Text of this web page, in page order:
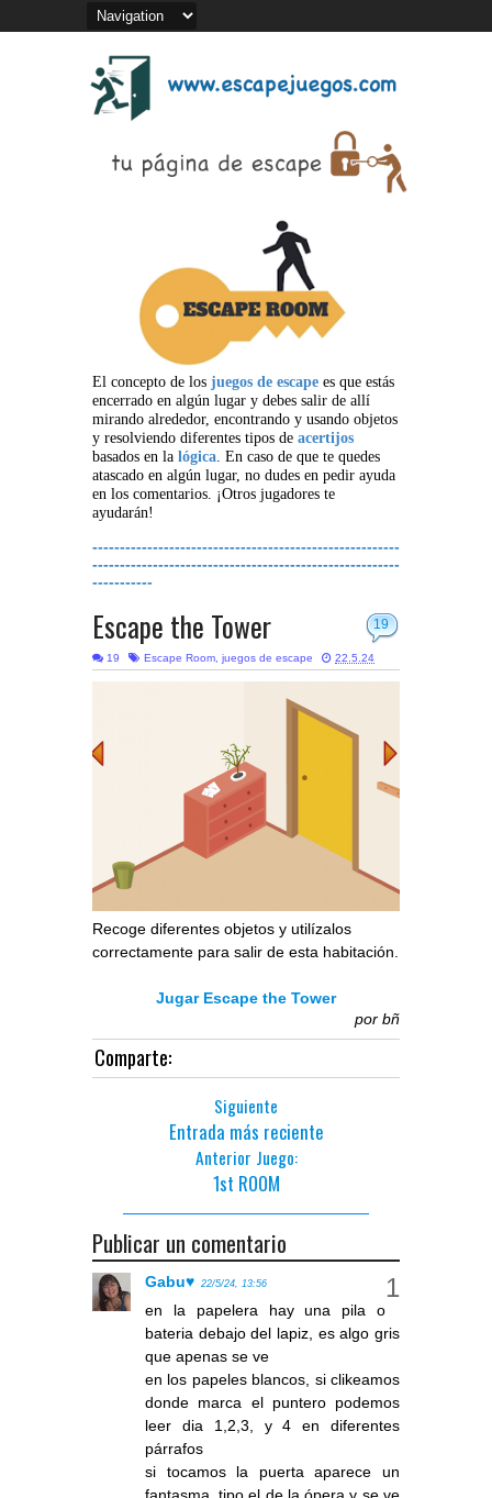
El concepto de los juegos de escape es que estás
encerrado en algún lugar y debes salir de allí
mirando alrededor, encontrando y usando objetos
y resolviendo diferentes tipos de acertijos
basados en la lógica. En caso de que te quedes
atascado en algún lugar, no dudes en pedir ayuda
en los comentarios. ¡Otros jugadores te
ayudarán!
--------------------------------------------------------
--------------------------------------------------------
-----------
19
Escape the Tower
19 Escape Room, juegos de escape 22.5.24
Recoge diferentes objetos y utilízalos
correctamente para salir de esta habitación.
Jugar Escape the Tower
por bñ
Comparte:
Siguiente
Entrada más reciente
Anterior Juego:
1st ROOM
Publicar un comentario
Gabu♥ 22/5/24, 13:56
en la papelera hay una pila o
bateria debajo del lapiz, es algo gris
que apenas se ve
en los papeles blancos, si clikeamos
donde marca el puntero podemos
leer dia 1,2,3, y 4 en diferentes
párrafos
si tocamos la puerta aparece un